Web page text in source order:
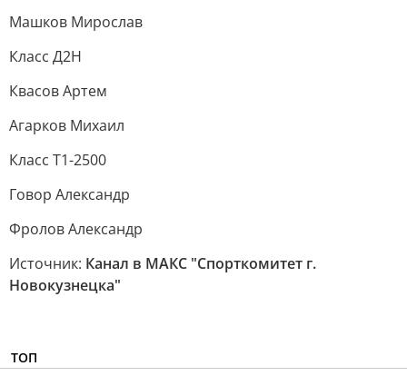
Машков Мирослав
Класс Д2Н
Квасов Артем
Агарков Михаил
Класс Т1-2500
Говор Александр
Фролов Александр
Источник: Канал в МАКС "Спорткомитет г.
Новокузнецка"
ТОП